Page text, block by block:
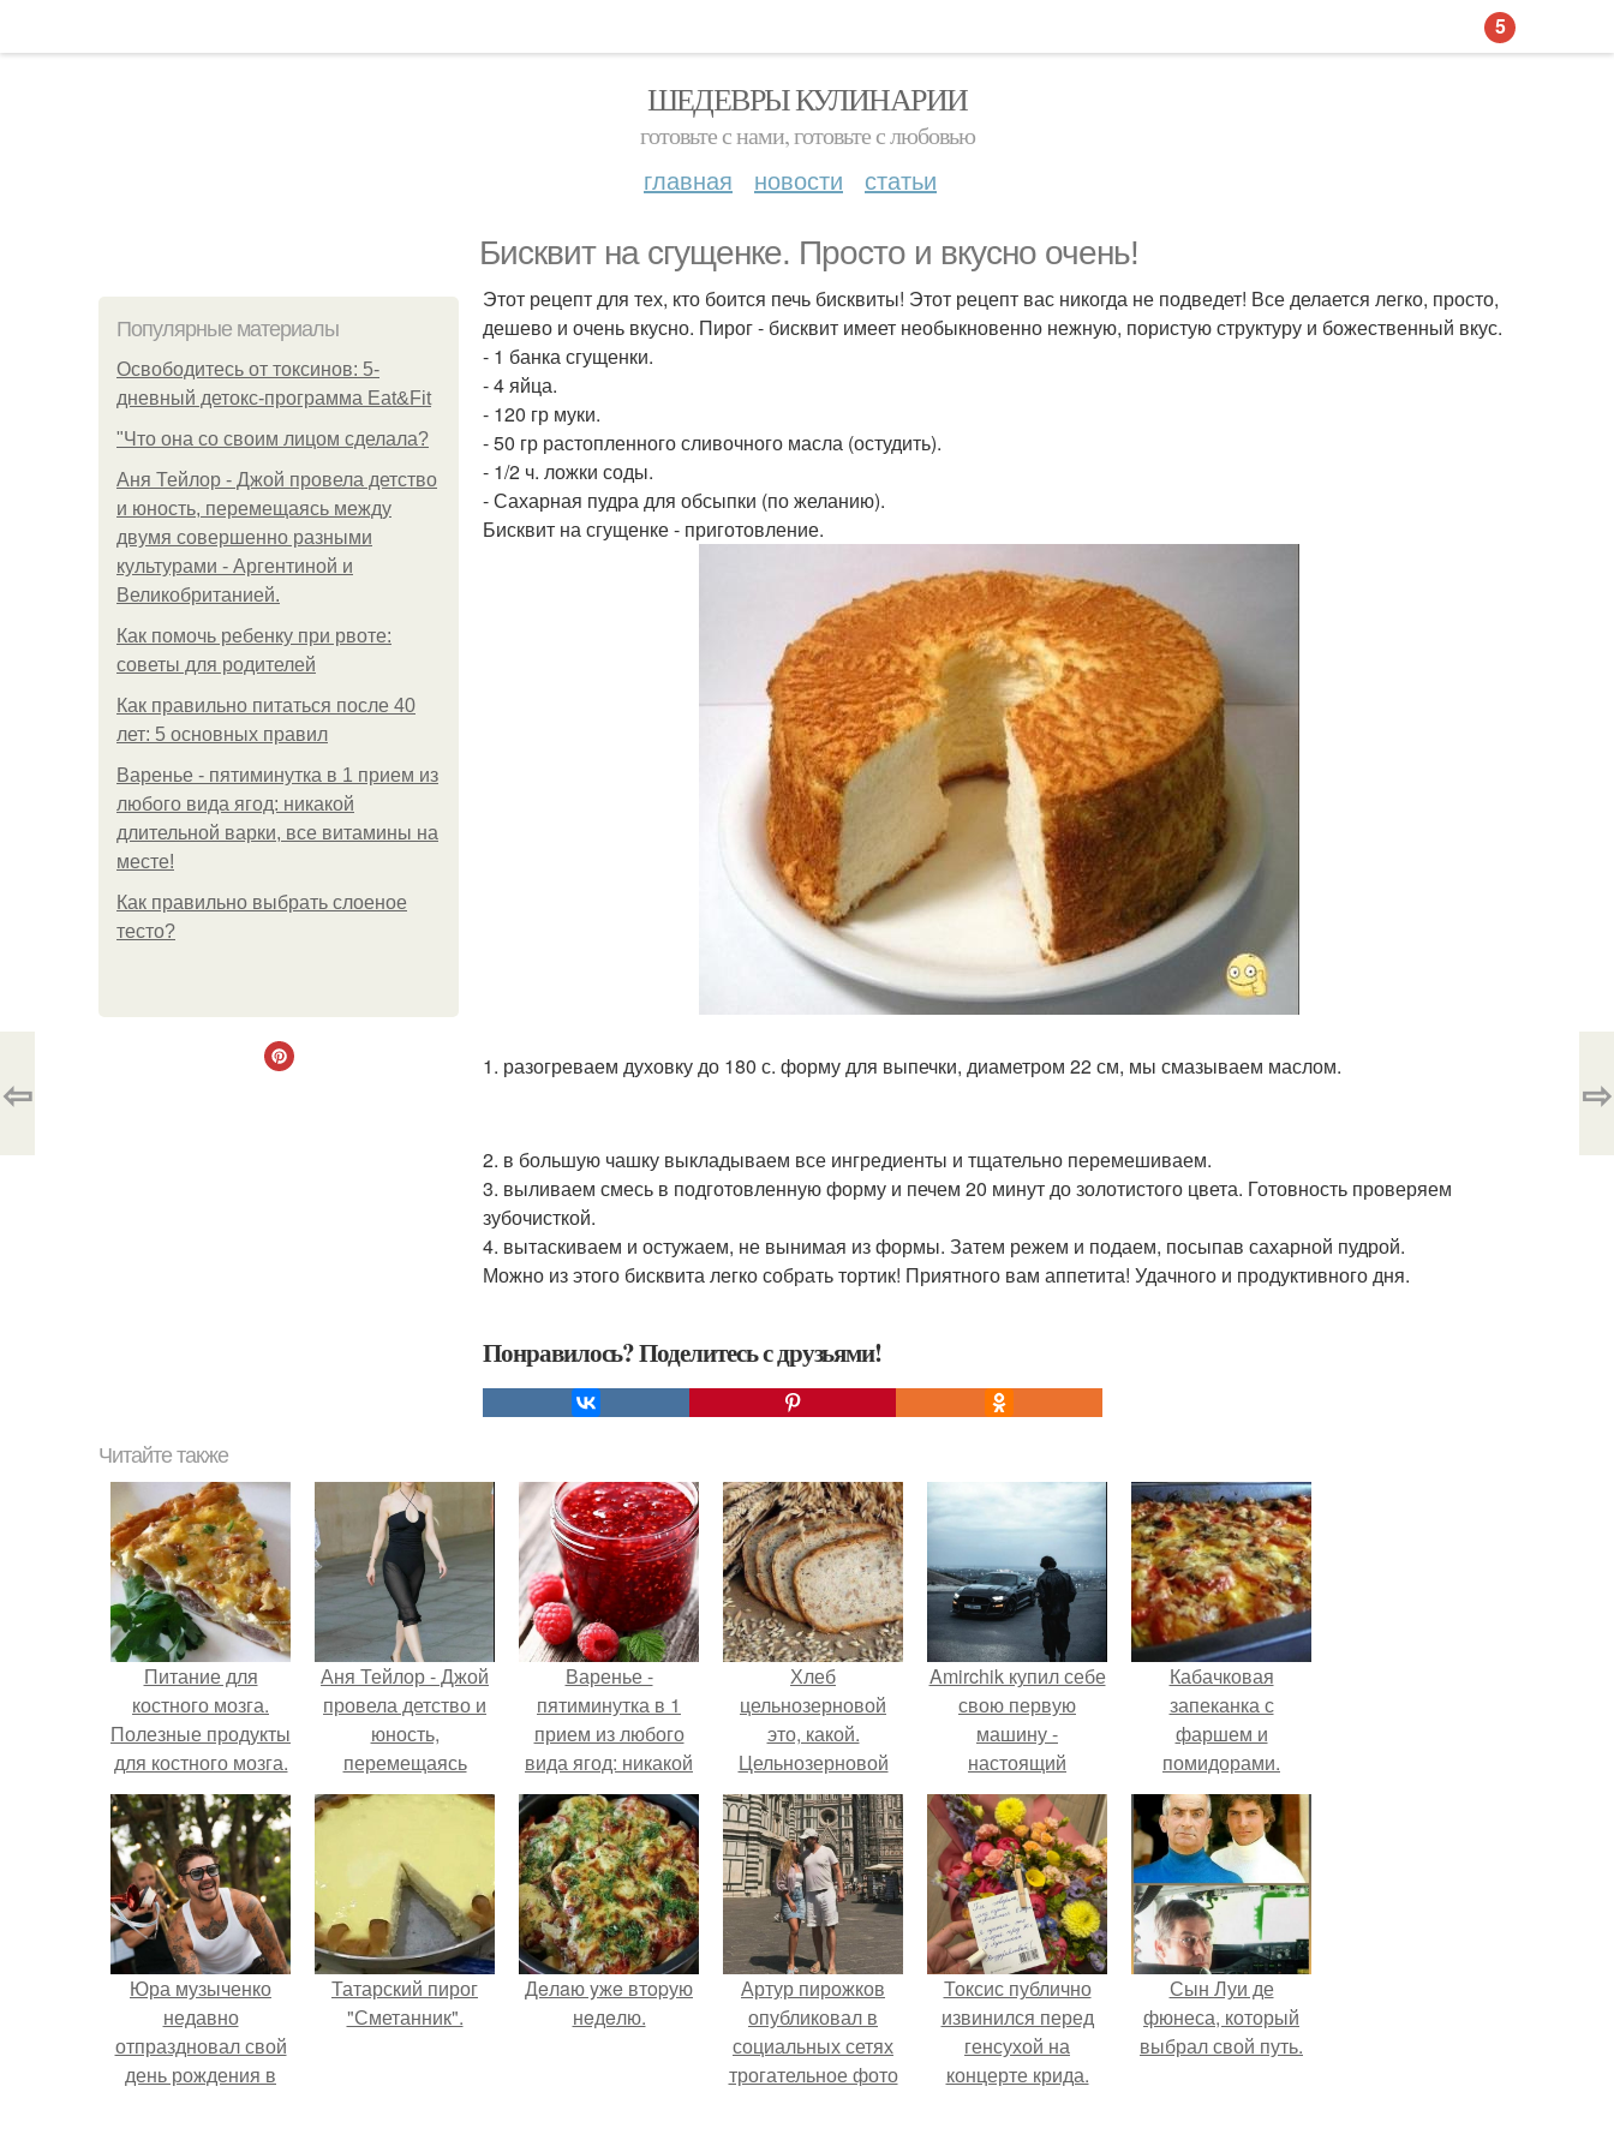
ШЕДЕВРЫ КУЛИНАРИИ
готовьте с нами, готовьте с любовью
главная новости статьи
Бисквит на сгущенке. Просто и вкусно очень!
Популярные материалы
Освободитесь от токсинов: 5-
дневный детокс-программа Eat&Fit
"Что она со своим лицом сделала?
Аня Тейлор - Джой провела детство
и юность, перемещаясь между
двумя совершенно разными
культурами - Аргентиной и
Великобританией.
Как помочь ребенку при рвоте:
советы для родителей
Как правильно питаться после 40
лет: 5 основных правил
Варенье - пятиминутка в 1 прием из
любого вида ягод: никакой
длительной варки, все витамины на
месте!
Как правильно выбрать слоеное
тесто?
Этот рецепт для тех, кто боится печь бисквиты! Этот рецепт вас никогда не подведет! Все делается легко, просто,
дешево и очень вкусно. Пирог - бисквит имеет необыкновенно нежную, пористую структуру и божественный вкус.
- 1 банка сгущенки.
- 4 яйца.
- 120 гр муки.
- 50 гр растопленного сливочного масла (остудить).
- 1/2 ч. ложки соды.
- Сахарная пудра для обсыпки (по желанию).
Бисквит на сгущенке - приготовление.
1. разогреваем духовку до 180 с. форму для выпечки, диаметром 22 см, мы смазываем маслом.
2. в большую чашку выкладываем все ингредиенты и тщательно перемешиваем.
3. выливаем смесь в подготовленную форму и печем 20 минут до золотистого цвета. Готовность проверяем
зубочисткой.
4. вытаскиваем и остужаем, не вынимая из формы. Затем режем и подаем, посыпав сахарной пудрой.
Можно из этого бисквита легко собрать тортик! Приятного вам аппетита! Удачного и продуктивного дня.
Понравилось? Поделитесь с друзьями!
⇦ ⇨
Читайте также
Питание для
костного мозга.
Полезные продукты
для костного мозга.
Аня Тейлор - Джой
провела детство и
юность,
перемещаясь
между двумя
разными
культурами -
Аргентиной и
Великобританией.
Варенье -
пятиминутка в 1
прием из любого
вида ягод: никакой
длительной варки,
все витамины на
месте!
Хлеб
цельнозерновой
это, какой.
Цельнозерновой
хлеб. Настоящий
цельнозерновой
хлеб очень для
здоровья полезен.
Amirchik купил себе
свою первую
машину -
настоящий
автомобиль мечты
для многих
автолюбителей.
Кабачковая
запеканка с
фаршем и
помидорами.
Юра музыченко
недавно
отпраздновал свой
день рождения в
Татарский пирог
"Сметанник".
Дeлaю yжe втopую
нeдeлю.
Артур пирожков
опубликовал в
социальных сетях
трогательное фото
Токсис публично
извинился перед
генсухой на
концерте крида.
Сын Луи де
фюнеса, который
выбрал свой путь.
5